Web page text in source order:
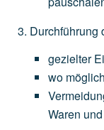
Durchführung
gezielter
wo
Waren und